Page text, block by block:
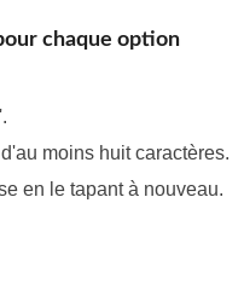
chaque option
moins huit caractères.
en le tapant à nouveau.